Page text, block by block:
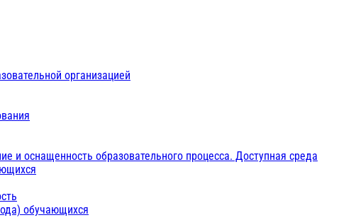
организацией
и оснащенность образовательного процесса. Доступная среда
обучающихся